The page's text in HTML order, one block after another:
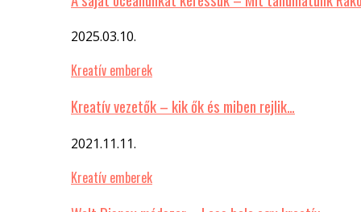
2025.03.10.
Kreatív emberek
Kreatív vezetők – kik ők és miben rejlik…
2021.11.11.
Kreatív emberek